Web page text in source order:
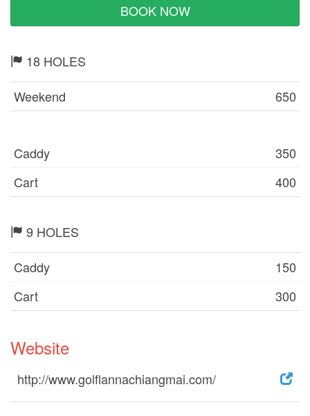
BOOK NOW
18 HOLES
Weekend
650
Caddy
350
Cart
400
9 HOLES
Caddy
150
Cart
300
Website
http://www.golflannachiangmai.com/